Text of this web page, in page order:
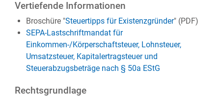
Vertiefende Informationen
Broschüre "Steuertipps für Existenzgründer" (PDF)
SEPA-Lastschriftmandat für
Einkommen-/Körperschaftsteuer, Lohnsteuer,
Umsatzsteuer, Kapitalertragsteuer und
Steuerabzugsbeträge nach § 50a EStG
Rechtsgrundlage